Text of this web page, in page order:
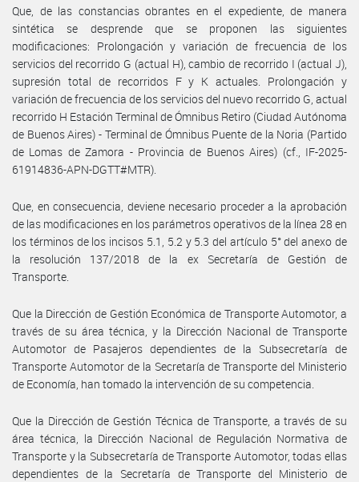
Que, de las constancias obrantes en el expediente, de manera
sintética se desprende que se proponen las siguientes
modificaciones: Prolongación y variación de frecuencia de los
servicios del recorrido G (actual H), cambio de recorrido I (actual J),
supresión total de recorridos F y K actuales. Prolongación y
variación de frecuencia de los servicios del nuevo recorrido G, actual
recorrido H Estación Terminal de Ómnibus Retiro (Ciudad Autónoma
de Buenos Aires) - Terminal de Ómnibus Puente de la Noria (Partido
de Lomas de Zamora - Provincia de Buenos Aires) (cf., IF-2025-
61914836-APN-DGTT#MTR).
Que, en consecuencia, deviene necesario proceder a la aprobación
de las modificaciones en los parámetros operativos de la línea 28 en
los términos de los incisos 5.1, 5.2 y 5.3 del artículo 5° del anexo de
la resolución 137/2018 de la ex Secretaría de Gestión de
Transporte.
Que la Dirección de Gestión Económica de Transporte Automotor, a
través de su área técnica, y la Dirección Nacional de Transporte
Automotor de Pasajeros dependientes de la Subsecretaría de
Transporte Automotor de la Secretaría de Transporte del Ministerio
de Economía, han tomado la intervención de su competencia.
Que la Dirección de Gestión Técnica de Transporte, a través de su
área técnica, la Dirección Nacional de Regulación Normativa de
Transporte y la Subsecretaría de Transporte Automotor, todas ellas
dependientes de la Secretaría de Transporte del Ministerio de